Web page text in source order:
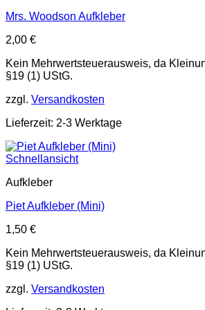
Mrs. Woodson Aufkleber
2,00 €
Kein Mehrwertsteuerausweis, da
§19 (1) UStG.
zzgl. Versandkosten
Lieferzeit: 2-3 Werktage
Schnellansicht
Aufkleber
Piet Aufkleber (Mini)
1,50 €
Kein Mehrwertsteuerausweis, da
§19 (1) UStG.
zzgl. Versandkosten